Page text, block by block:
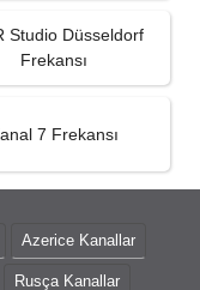
Studio Düsseldorf
Frekansı
7 Frekansı
Azerice Kanallar
Rusça Kanallar